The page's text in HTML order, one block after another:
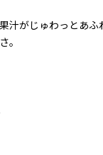
がじゅわっとあふ
。